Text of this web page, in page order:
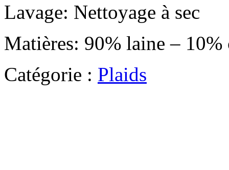
Lavage: Nettoyage à sec
Matières: 90% laine – 10%
Catégorie : Plaids